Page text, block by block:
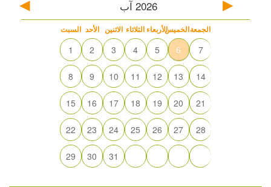
2026 آب
السبت الأحد الاثنين الثلاثاء الأربعاءالخميسالجمعة
1 2 3 4 5 6 7
8 9 10 11 12 13 14
15 16 17 18 19 20 21
22 23 24 25 26 27 28
29 30 31